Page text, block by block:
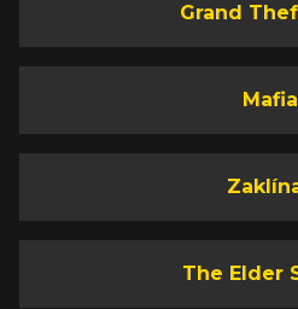
Grand
Mafia
The Elder